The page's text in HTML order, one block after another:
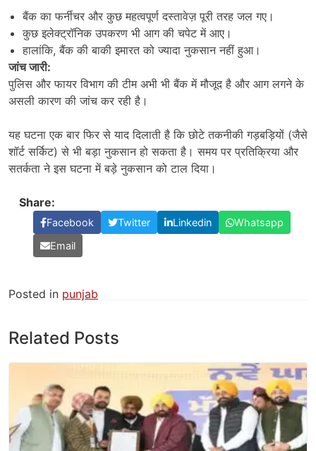
बैंक का फर्नीचर और कुछ महत्वपूर्ण दस्तावेज़ पूरी तरह जल गए।
कुछ इलेक्ट्रॉनिक उपकरण भी आग की चपेट में आए।
हालांकि, बैंक की बाकी इमारत को ज्यादा नुकसान नहीं हुआ।
जांच जारी:
पुलिस और फायर विभाग की टीम अभी भी बैंक में मौजूद है और आग लगने के
असली कारण की जांच कर रही है।
यह घटना एक बार फिर से याद दिलाती है कि छोटे तकनीकी गड़बड़ियों (जैसे
शॉर्ट सर्किट) से भी बड़ा नुकसान हो सकता है। समय पर प्रतिक्रिया और
सतर्कता ने इस घटना में बड़े नुकसान को टाल दिया।
Share:
Facebook Twitter Linkedin
Whatsapp
Email
Posted in punjab
Related Posts